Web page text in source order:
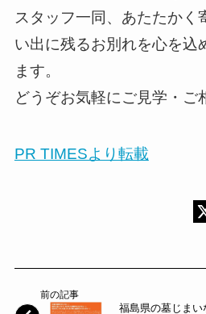
スタッフ一同、あたたかく
い出に残るお別れを心を込
ます。
どうぞお気軽にご見学・ご
PR TIMESより転載
前の記事
福島県の墓じまい